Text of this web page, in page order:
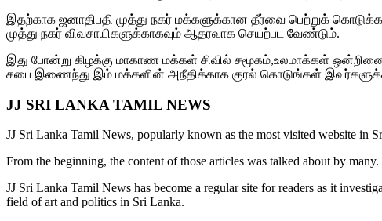
இதற்காக ஜனாதிபதி முத்து நகர் மக்களுக்கான தீர்வை பெற்றுக்
முத்து நகர் விவசாயிகளுக்காகவும் ஆதரவாக செயற்பட வேண்டும்.
இது போன்று கிழக்கு மாகாண மக்கள் சிவில் சமூகம்,உலமாக்கள்
சபை இணைந்து இம் மக்களின் அநீதிக்காக குரல் கொடுங்கள்
JJ SRI LANKA TAMIL NEWS
JJ Sri Lanka Tamil News, popularly known as the most visited website in
From the beginning, the content of those articles was talked about by
JJ Sri Lanka Tamil News has become a regular site for readers as it
field of art and politics in Sri Lanka.